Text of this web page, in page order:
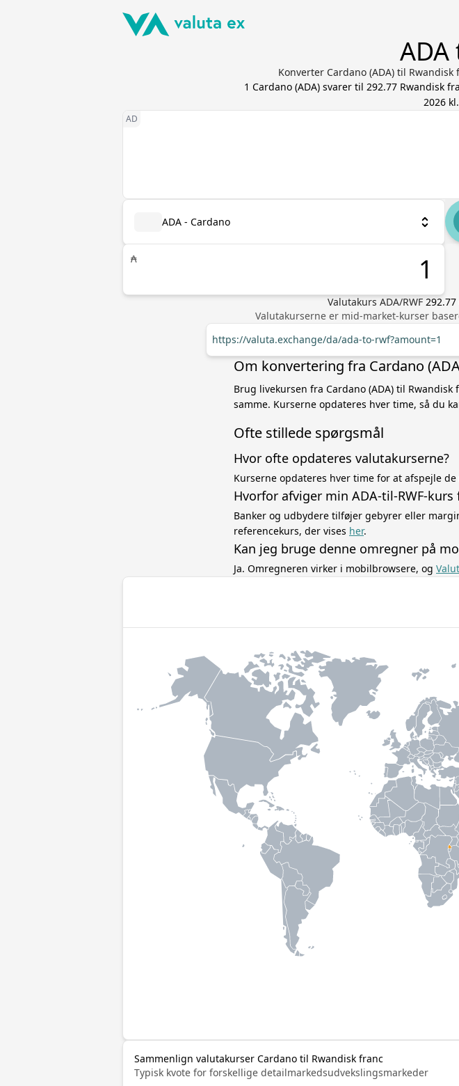
ADA
Konverter Cardano (ADA) til Rwandisk
1 Cardano(ADA) svarer til 292.77 Rwandisk
2026
ADA - Cardano
₳
Valutakurs ADA/RWF 292.77
Valutakurserne er mid-market-kurser
https://valuta.exchange/da/ada-to-rwf?amount=1
Om konvertering fra Cardano
Brug livekursen fra Cardano (ADA) til
samme. Kurserne opdateres hver time, så du
Ofte stillede spørgsmål
Hvor ofte opdateres valutakurserne?
Kurserne opdateres hver time for at afspejle
Hvorfor afviger min ADA-til-RWF-kurs
Banker og udbydere tilføjer gebyrer eller
referencekurs, der vises her.
Kan jeg bruge denne omregner på
Ja. Omregneren virker i mobilbrowsere, og
Sammenlign valutakurser Cardano til Rwandisk franc
Typisk kvote for forskellige detailmarkedsudvekslingsmarkeder